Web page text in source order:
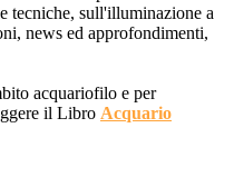
tecniche, sull'illuminazione a
news ed approfondimenti,
acquariofilo e per
il Libro Acquario